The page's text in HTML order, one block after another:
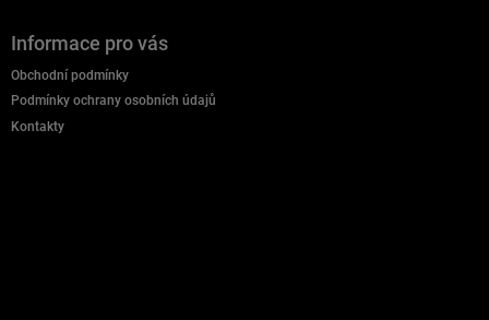
Informace pro vás
Obchodní podmínky
Podmínky ochrany osobních údajů
Kontakty